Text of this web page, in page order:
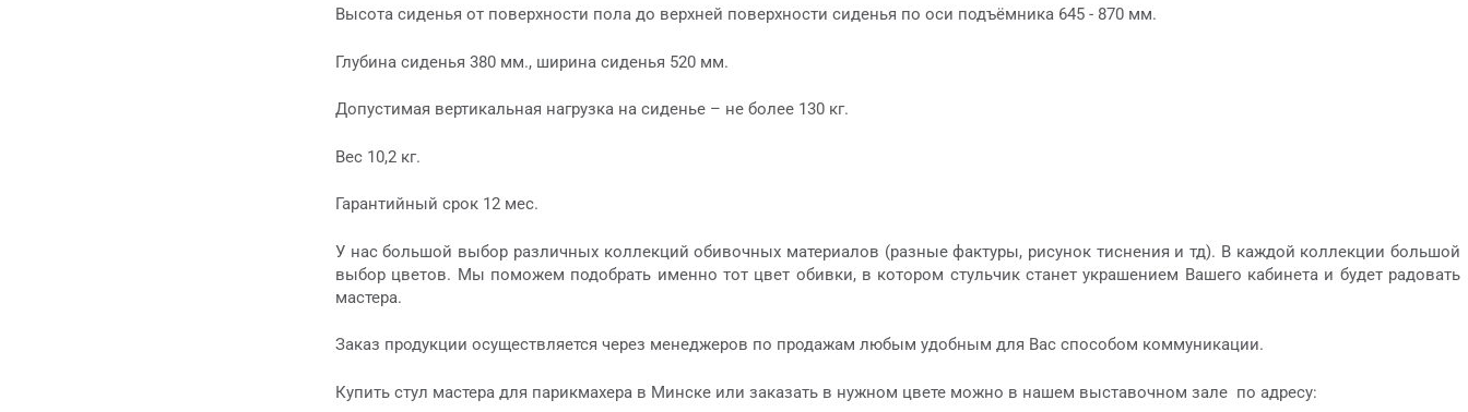
Высота сиденья от поверхности пола до верхней поверхности сиденья по оси подъёмника 645 - 870 мм.
Глубина сиденья 380 мм., ширина сиденья 520 мм.
Допустимая вертикальная нагрузка на сиденье – не более 130 кг.
Вес 10,2 кг.
Гарантийный срок 12 мес.
У нас большой выбор различных коллекций обивочных материалов (разные фактуры, рисунок тиснения и тд). В каждой коллекции большой
выбор цветов. Мы поможем подобрать именно тот цвет обивки, в котором стульчик станет украшением Вашего кабинета и будет радовать
мастера.
Заказ продукции осуществляется через менеджеров по продажам любым удобным для Вас способом коммуникации.
Купить стул мастера для парикмахера в Минске или заказать в нужном цвете можно в нашем выставочном зале по адресу: